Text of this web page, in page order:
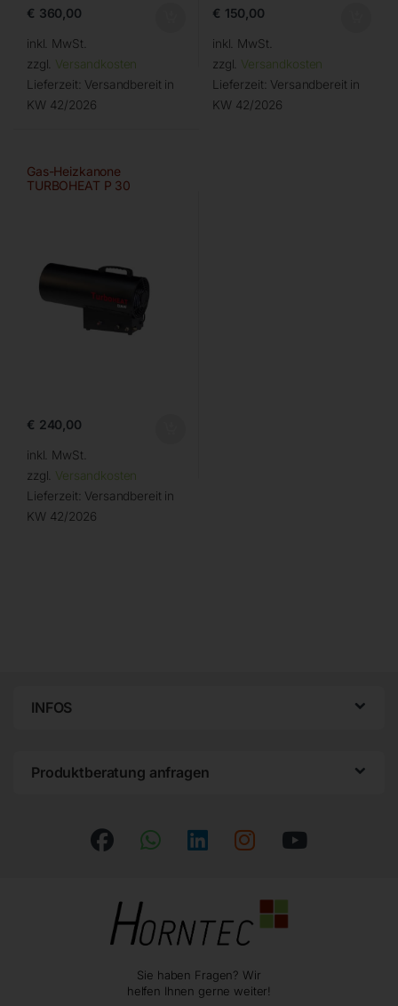
€ 360,00
inkl. MwSt.
zzgl. Versandkosten
Lieferzeit: Versandbereit in
KW 42/2026
€ 150,00
inkl. MwSt.
zzgl. Versandkosten
Lieferzeit: Versandbereit in
KW 42/2026
Gas-Heizkanone
TURBOHEAT P 30
€ 240,00
inkl. MwSt.
zzgl. Versandkosten
Lieferzeit: Versandbereit in
KW 42/2026
INFOS
Produktberatung anfragen
Sie haben Fragen? Wir
helfen Ihnen gerne weiter!